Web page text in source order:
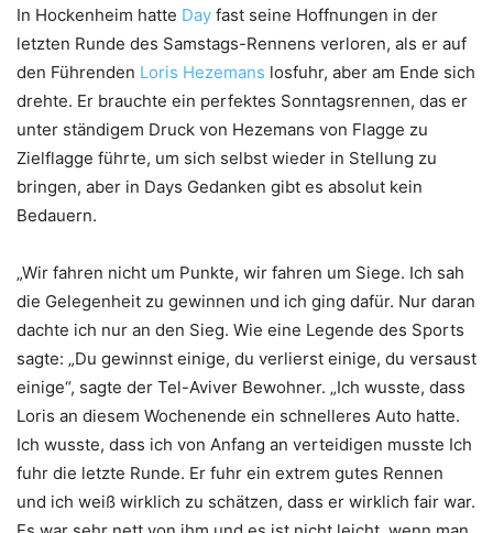
In Hockenheim hatte Day fast seine Hoffnungen in der
letzten Runde des Samstags-Rennens verloren, als er auf
den Führenden Loris Hezemans losfuhr, aber am Ende sich
drehte. Er brauchte ein perfektes Sonntagsrennen, das er
unter ständigem Druck von Hezemans von Flagge zu
Zielflagge führte, um sich selbst wieder in Stellung zu
bringen, aber in Days Gedanken gibt es absolut kein
Bedauern.
„Wir fahren nicht um Punkte, wir fahren um Siege. Ich sah
die Gelegenheit zu gewinnen und ich ging dafür. Nur daran
dachte ich nur an den Sieg. Wie eine Legende des Sports
sagte: „Du gewinnst einige, du verlierst einige, du versaust
einige“, sagte der Tel-Aviver Bewohner. „Ich wusste, dass
Loris an diesem Wochenende ein schnelleres Auto hatte.
Ich wusste, dass ich von Anfang an verteidigen musste Ich
fuhr die letzte Runde. Er fuhr ein extrem gutes Rennen
und ich weiß wirklich zu schätzen, dass er wirklich fair war.